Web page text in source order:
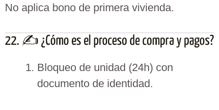
No aplica bono de primera vivienda.
22. ✍️ ¿Cómo es el proceso de compra y pagos?
Bloqueo de unidad (24h) con
documento de identidad.